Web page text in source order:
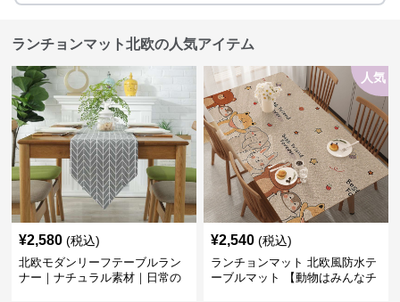
ランチョンマット北欧の人気アイテム
¥2,580 (税込)
北欧モダンリーフテーブルラン
ナー｜ナチュラル素材｜日常の
人気
¥2,540 (税込)
ランチョンマット 北欧風防水テ
ーブルマット 【動物はみんなチ